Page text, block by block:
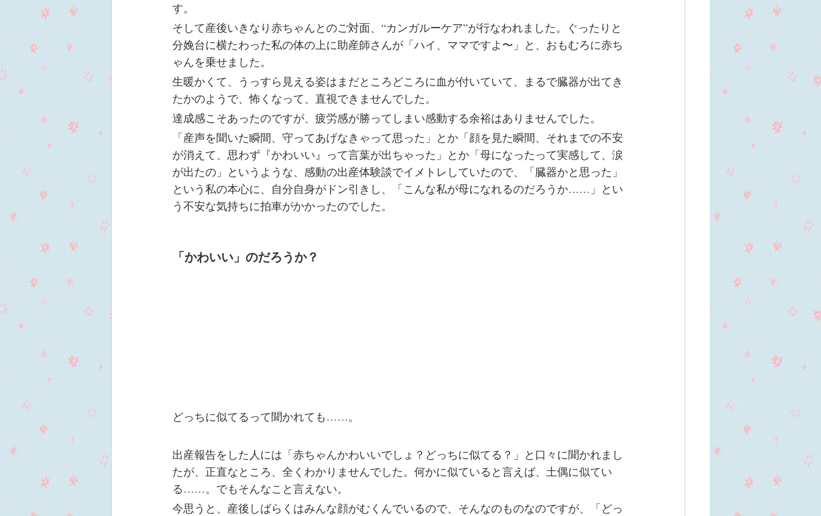
す。
そして産後いきなり赤ちゃんとのご対面、“カンガルーケア”が行なわれました。ぐったりと
分娩台に横たわった私の体の上に助産師さんが「ハイ、ママですよ〜」と、おもむろに赤ち
ゃんを乗せました。
生暖かくて、うっすら見える姿はまだところどころに血が付いていて、まるで臓器が出てき
たかのようで、怖くなって、直視できませんでした。
達成感こそあったのですが、疲労感が勝ってしまい感動する余裕はありませんでした。
「産声を聞いた瞬間、守ってあげなきゃって思った」とか「顔を見た瞬間、それまでの不安
が消えて、思わず『かわいい』って言葉が出ちゃった」とか「母になったって実感して、涙
が出たの」というような、感動の出産体験談でイメトレしていたので、「臓器かと思った」
という私の本心に、自分自身がドン引きし、「こんな私が母になれるのだろうか……」とい
う不安な気持ちに拍車がかかったのでした。
「かわいい」のだろうか？
どっちに似てるって聞かれても……。
出産報告をした人には「赤ちゃんかわいいでしょ？どっちに似てる？」と口々に聞かれまし
たが、正直なところ、全くわかりませんでした。何かに似ていると言えば、土偶に似てい
る……。でもそんなこと言えない。
今思うと、産後しばらくはみんな顔がむくんでいるので、そんなのものなのですが、「どっ